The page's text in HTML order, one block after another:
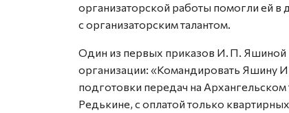
организаторской работы помогли ей в
с организаторским талантом.
Один из первых приказов И. П. Яшиной
организации: «Командировать Яшину
подготовки передач на
Редькине, с оплатой только